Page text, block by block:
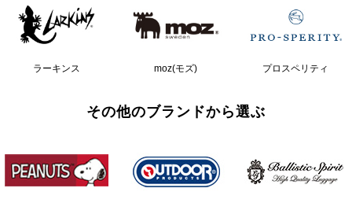
ラーキンス moz(モズ) プロスペリティ
その他のブランドから選ぶ